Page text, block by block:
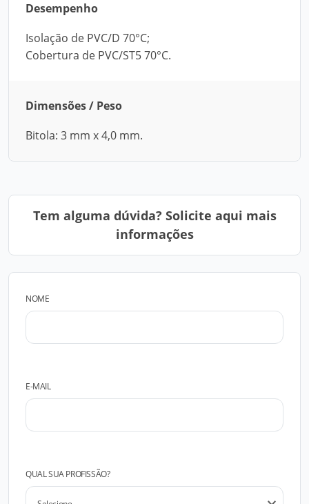
Desempenho
Isolação de PVC/D 70°C;
Cobertura de PVC/ST5 70°C.
Dimensões / Peso
Bitola: 3 mm x 4,0 mm.
Tem alguma dúvida? Solicite aqui mais
informações
NOME
E-MAIL
QUAL SUA PROFISSÃO?